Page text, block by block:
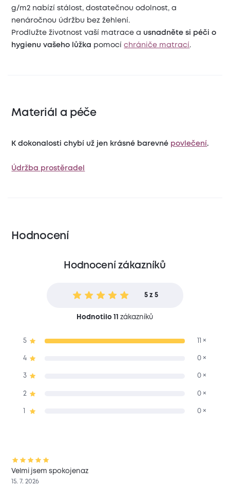
g/m2 nabízí stálost, dostatečnou odolnost, a
nenáročnou údržbu bez žehlení.
Prodlužte životnost vaší matrace a usnadněte si péči o
hygienu vašeho lůžka pomocíchrániče matrací.
Materiál a péče
K dokonalosti chybí už jen krásné barevné povlečení.
Údržba prostěradel
Hodnocení
Hodnocení zákazníků
5 z 5
Hodnotilo 11 zákazníků
5 11 ×
4 0 ×
3 0 ×
2 0 ×
0 ×
Velmi jsem spokojenaz
15. 7. 2026